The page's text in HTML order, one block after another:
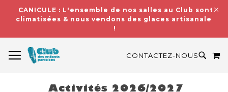
CANICULE : L'ensemble de nos salles au Club sont
climatisées & nous vendons des glaces artisanales
!
CONTACTEZ-NOUS
Activités 2026/2027